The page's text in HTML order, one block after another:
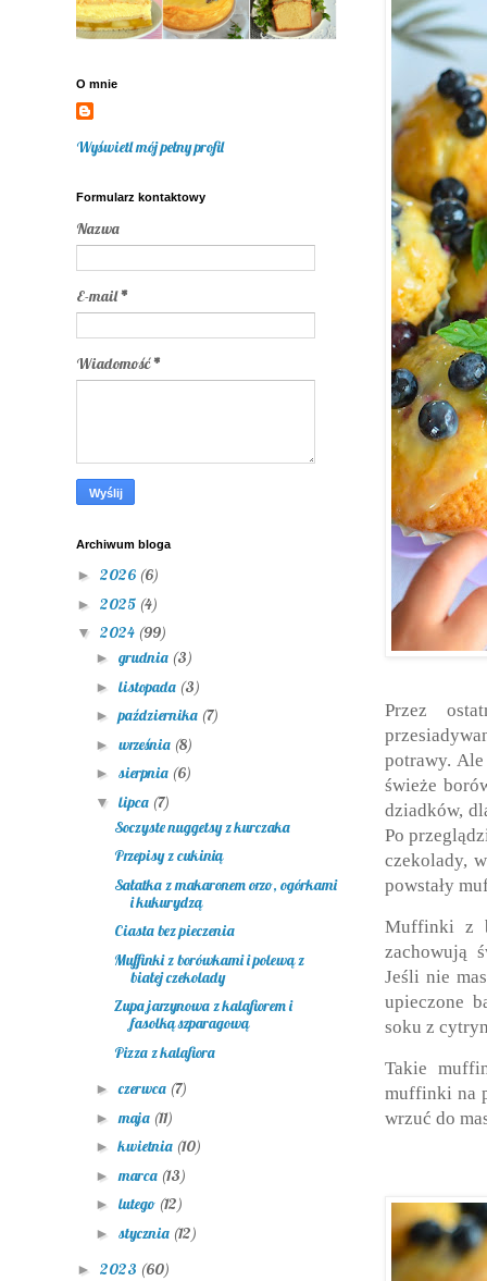
Przez
potrawy.
świeże
dziadków,
Po
czekolady,
powstały
Muffinki z
zachowują
Jeśli nie
upieczone
soku z
Takie
muffinki na
wrzuć do
O mnie
Wyświetl mój pełny profil
Formularz kontaktowy
Nazwa
E-mail*
Wiadomość*
Archiwum bloga
► 2026 (6)
► 2025 (4)
▼ 2024 (99)
► grudnia (3)
► listopada (3)
►października (7)
► września (8)
► sierpnia (6)
▼ lipca (7)
Soczyste nuggetsy z kurczaka
Przepisy z cukinią
Sałatka z makaronem orzo, ogórkami
i kukurydzą
Ciasta bez pieczenia
Muffinki z borówkami i polewą z
białej czekolady
Zupa jarzynowa z kalafiorem i
fasolką szparagową
Pizza z kalafiora
►czerwca (7)
► maja (11)
►kwietnia (10)
► marca (13)
► lutego (12)
► stycznia (12)
► 2023 (60)